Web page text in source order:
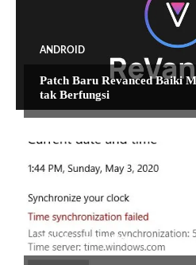
ANDROID
Patch Baru Revanced Baiki
tak Berfungsi
TIPS DAN TUTORIAL